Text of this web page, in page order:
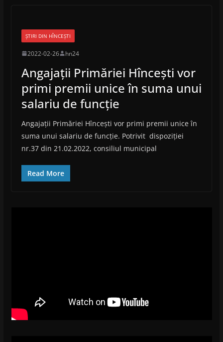
ȘTIRI DIN HÎNCEȘTI
2022-02-26 hn24
Angajații Primăriei Hîncești vor
primi premii unice în suma unui
salariu de funcție
Angajații Primăriei Hîncești vor primi premii unice în
suma unui salariu de funcție. Potrivit dispoziției
nr.37 din 21.02.2022, consiliul municipal
Read More